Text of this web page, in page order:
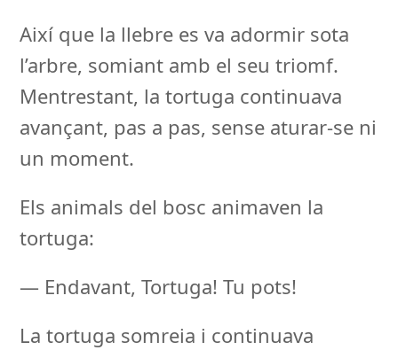
Així que la llebre es va adormir sota
l’arbre, somiant amb el seu triomf.
Mentrestant, la tortuga continuava
avançant, pas a pas, sense aturar-se ni
un moment.
Els animals del bosc animaven la
tortuga:
— Endavant, Tortuga! Tu pots!
La tortuga somreia i continuava